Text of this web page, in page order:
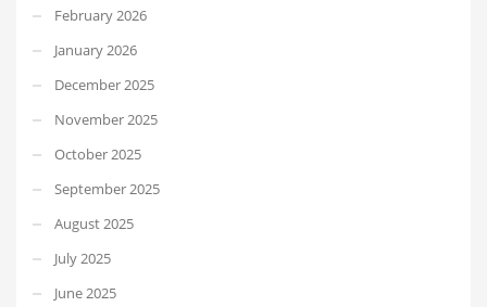
February 2026
January 2026
December 2025
November 2025
October 2025
September 2025
August 2025
July 2025
June 2025